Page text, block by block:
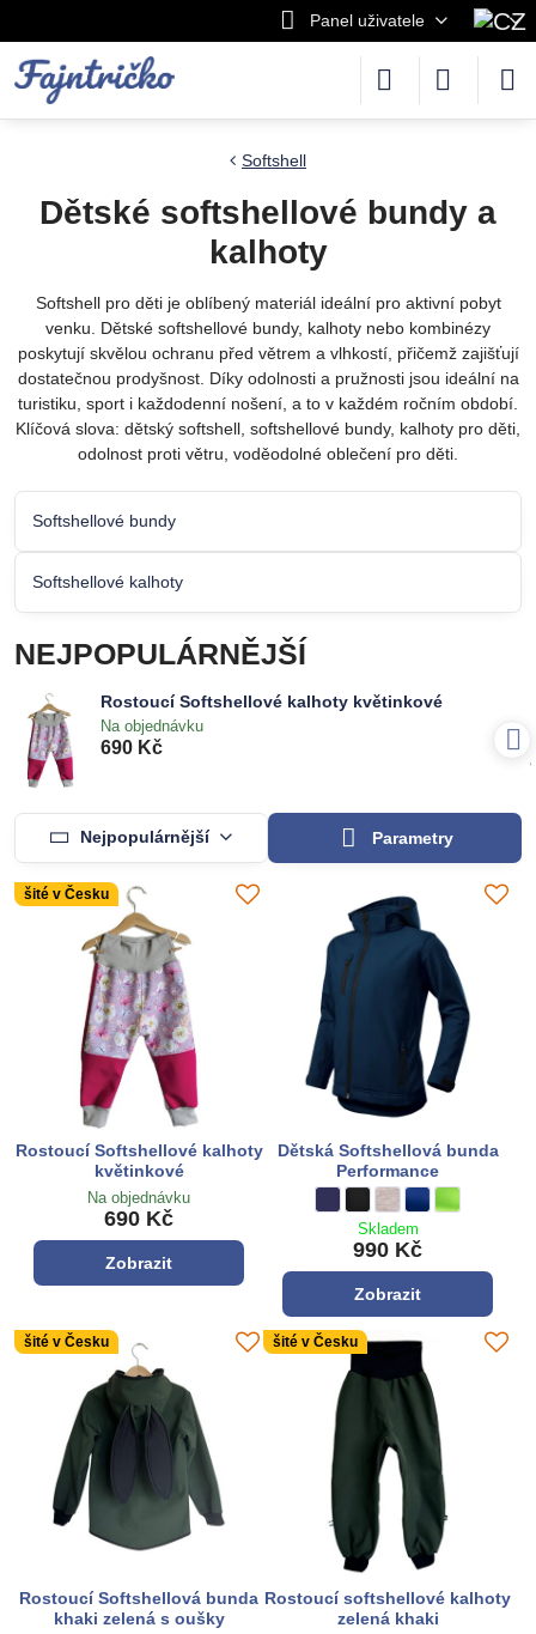
Panel uživatele
Softshell
Dětské softshellové bundy a
kalhoty
Softshell pro děti je oblíbený materiál ideální pro aktivní pobyt
venku. Dětské softshellové bundy, kalhoty nebo kombinézy
poskytují skvělou ochranu před větrem a vlhkostí, přičemž zajišťují
dostatečnou prodyšnost. Díky odolnosti a pružnosti jsou ideální na
turistiku, sport i každodenní nošení, a to v každém ročním období.
Klíčová slova: dětský softshell, softshellové bundy, kalhoty pro děti,
odolnost proti větru, voděodolné oblečení pro děti.
Softshellové bundy
Softshellové kalhoty
NEJPOPULÁRNĚJŠÍ
Rostoucí Softshellové kalhoty květinkové
Na objednávku
690 Kč
Nejpopulárnější Parametry
šité v Česku
Rostoucí Softshellové kalhoty
květinkové
Na objednávku
690 Kč
Zobrazit
Dětská Softshellová bunda
Performance
Dětská Softshellová bunda
tmavě modrá
Dětská Softshellová
Dětská Softshellová
šedáDětská
královská modrá
Skladem
990 Kč
Zobrazit
šité v Česku
Rostoucí Softshellová bunda
khaki zelená s oušky
šité v Česku
Rostoucí softshellové kalhoty
zelená khaki